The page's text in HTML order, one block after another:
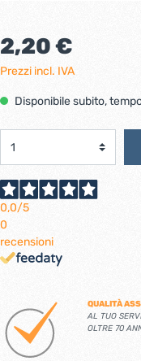
2,20 €
Prezzi incl. IVA
Disponibile subito,
0,0/5
0
recensioni
QUALITÀ
AL TUO
OLTRE 70